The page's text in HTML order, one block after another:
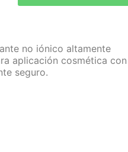
no iónico altamente
aplicación cosmética
seguro.